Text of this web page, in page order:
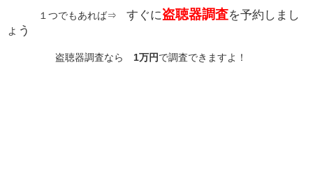
１つでもあれば⇒ すぐに盗聴器調査を予約しまし
ょう
盗聴器調査なら 1万円で調査できますよ！